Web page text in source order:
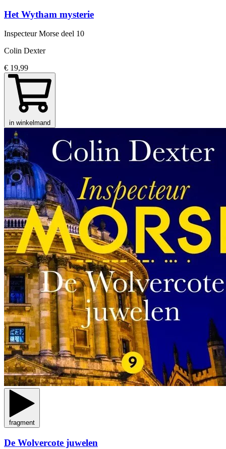
Het Wytham mysterie
Inspecteur Morse deel 10
Colin Dexter
€ 19,99
in winkelmand
fragment
De Wolvercote juwelen